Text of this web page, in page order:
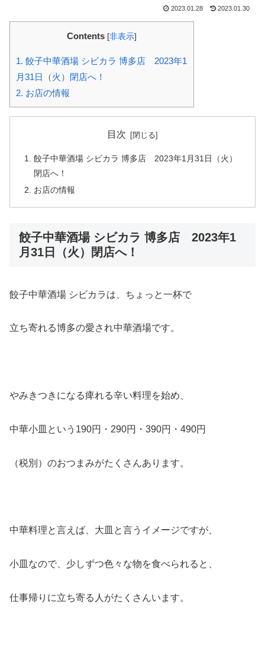
2023.01.28 2023.01.30
Contents [非表示]
1. 餃子中華酒場 シビカラ 博多店 2023年1
月31日（火）閉店へ！
2. お店の情報
目次
餃子中華酒場 シビカラ 博多店 2023年1月31日（火）
閉店へ！
お店の情報
餃子中華酒場 シビカラ 博多店 2023年1
月31日（火）閉店へ！
餃子中華酒場 シビカラは、ちょっと一杯で
立ち寄れる博多の愛され中華酒場です。
やみきつきになる痺れる辛い料理を始め、
中華小皿という190円・290円・390円・490円
（税別）のおつまみがたくさんあります。
中華料理と言えば、大皿と言うイメージですが、
小皿なので、少しずつ色々な物を食べられると、
仕事帰りに立ち寄る人がたくさんいます。